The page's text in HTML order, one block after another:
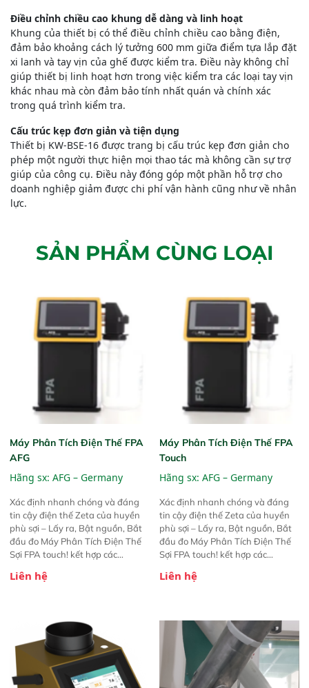
Điều chỉnh chiều cao khung dễ dàng và linh hoạt
Khung của thiết bị có thể điều chỉnh chiều cao bằng điện,
đảm bảo khoảng cách lý tưởng 600 mm giữa điểm tựa lắp đặt
xi lanh và tay vịn của ghế được kiểm tra. Điều này không chỉ
giúp thiết bị linh hoạt hơn trong việc kiểm tra các loại tay vịn
khác nhau mà còn đảm bảo tính nhất quán và chính xác
trong quá trình kiểm tra.
Cấu trúc kẹp đơn giản và tiện dụng
Thiết bị KW-BSE-16 được trang bị cấu trúc kẹp đơn giản cho
phép một người thực hiện mọi thao tác mà không cần sự trợ
giúp của công cụ. Điều này đóng góp một phần hỗ trợ cho
doanh nghiệp giảm được chi phí vận hành cũng như về nhân
lực.
SẢN PHẨM CÙNG LOẠI
Máy Phân Tích Điện Thế FPA
AFG
Hãng sx: AFG – Germany
Xác định nhanh chóng và đáng
tin cậy điện thế Zeta của huyền
phù sợi – Lấy ra, Bật nguồn, Bắt
đầu đo Máy Phân Tích Điện Thế
Sợi FPA touch! kết hợp các
được chứng minh với sự đơn giản
trước đó. Nhưng so với các phiên
bản trước, FPA touch! nhỏ hơn và
nhẹ hơn đáng kể, đồng thời được
nâng cấp với các tính năng mới.
Liên hệ
Máy Phân Tích Điện Thế FPA
Touch
Hãng sx: AFG – Germany
Xác định nhanh chóng và đáng
tin cậy điện thế Zeta của huyền
phù sợi – Lấy ra, Bật nguồn, Bắt
đầu đo Máy Phân Tích Điện Thế
Sợi FPA touch! kết hợp các
được chứng minh với sự đơn giản
trước đó. Nhưng so với các phiên
bản trước, FPA touch! nhỏ hơn và
nhẹ hơn đáng kể, đồng thời được
nâng cấp với các tính năng mới.
Liên hệ